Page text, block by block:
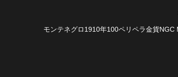
モンテネグロ1910年100ペリペラ金貨